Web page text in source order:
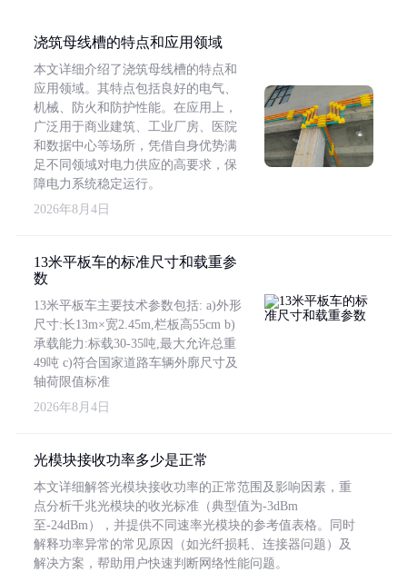
浇筑母线槽的特点和应用领域
本文详细介绍了浇筑母线槽的特点和
应用领域。其特点包括良好的电气、
机械、防火和防护性能。在应用上，
广泛用于商业建筑、工业厂房、医院
和数据中心等场所，凭借自身优势满
足不同领域对电力供应的高要求，保
障电力系统稳定运行。
2026年8月4日
13米平板车的标准尺寸和载重参
数
13米平板车主要技术参数包括: a)外形
尺寸:长13m×宽2.45m,栏板高55cm b)
承载能力:标载30-35吨,最大允许总重
49吨 c)符合国家道路车辆外廓尺寸及
轴荷限值标准
2026年8月4日
光模块接收功率多少是正常
本文详细解答光模块接收功率的正常范围及影响因素，重
点分析千兆光模块的收光标准（典型值为-3dBm
至-24dBm），并提供不同速率光模块的参考值表格。同时
解释功率异常的常见原因（如光纤损耗、连接器问题）及
解决方案，帮助用户快速判断网络性能问题。